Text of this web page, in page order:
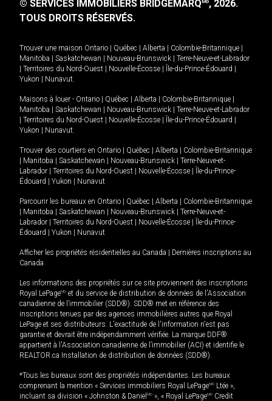
© SERVICES IMMOBILIERS BRIDGEMARQMD, 2026.
TOUS DROITS RÉSERVÉS.
Trouver une maison Ontario Québec Alberta Colombie-Britannique
Manitoba
Saskatchewan Nouveau-Brunswick
Terre-Neuve-et-Labrador
Territoires du Nord-Ouest Nouvelle-Écosse Île-du-Prince-Édouard
Yukon
Nunavut.
Maisons à louer - Ontario Québec Alberta Colombie-Britannique
Manitoba
Saskatchewan Nouveau-Brunswick
Terre-Neuve-et-Labrador
Territoires du Nord-Ouest Nouvelle-Écosse Île-du-Prince-Édouard
Yukon
Nunavut.
Trouver des courtiers en Ontario Québec Alberta
Colombie-Britannique
Manitoba Saskatchewan Nouveau-Brunswick
Terre-Neuve-et-
Labrador
Territoires du Nord-Ouest Nouvelle-Écosse
Île-du-Prince-
Édouard
Yukon Nunavut
Parcourir les bureaux en Ontario Québec Alberta
Colombie-Britannique
Manitoba Saskatchewan Nouveau-Brunswick
Terre-Neuve-et-
Labrador
Territoires du Nord-Ouest Nouvelle-Écosse
Île-du-Prince-
Édouard
Yukon Nunavut
Afficher les propriétés résidentielles au Canada
Dernières inscriptions au
Canada
Les informations des propriétés sur ce site proviennent des inscriptions
Royal LePageMD et du service de distribution de données de l'Association
canadienne de l’immobilier (SDD®). SDD® met en référence des
inscriptions tenues par des agences immobilières autres que Royal
LePage et ses distributeurs. L'exactitude de l'information n'est pas
garantie et devrait être indépendamment vérifiée. La marque DDF®
appartient à l'Association canadienne de l’immobilier (ACI) et identifie le
REALTOR.ca Installation de distribution de données (SDD®).
*Tous les bureaux sont des propriétés indépendantes. Les bureaux
comprenant la mention « Services immobiliers Royal LePageMD Ltée »,
incluant sa division « Johnston & Daniel MD », « Royal LePageMD Credit